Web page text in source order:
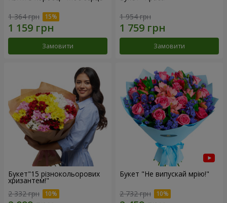
1 364 грн
Замовити
1 954 грн
Замовити
Букет"15 різнокольорових
хризантем!"
2 332 грн
Букет "Не випускай мрію!"
2 732 грн